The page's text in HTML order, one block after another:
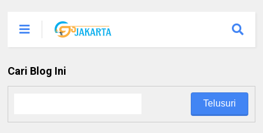
Cari Blog Ini